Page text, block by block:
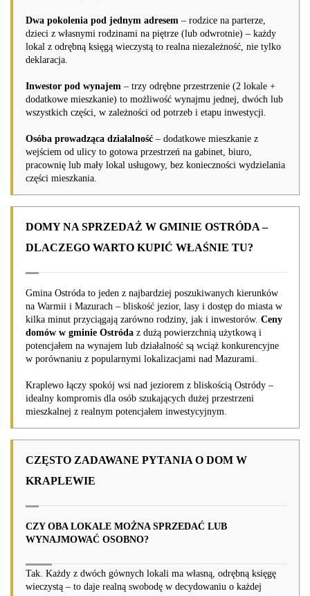
Dwa pokolenia pod jednym adresem – rodzice na parterze,
dzieci z własnymi rodzinami na piętrze (lub odwrotnie) – każdy
lokal z odrębną księgą wieczystą to realna niezależność, nie tylko
deklaracja.
Inwestor pod wynajem – trzy odrębne przestrzenie (2 lokale +
dodatkowe mieszkanie) to możliwość wynajmu jednej, dwóch lub
wszystkich części, w zależności od potrzeb i etapu inwestycji.
Osóba prowadząca działalność – dodatkowe mieszkanie z
wejściem od ulicy to gotowa przestrzeń na gabinet, biuro,
pracownię lub mały lokal usługowy, bez konieczności wydzielania
części mieszkania.
DOMY NA SPRZEDAŻ W GMINIE OSTRÓDA –
DLACZEGO WARTO KUPIĆ WŁAŚNIE TU?
Gmina Ostróda to jeden z najbardziej poszukiwanych kierunków
na Warmii i Mazurach – bliskość jezior, lasy i dostęp do miasta w
kilka minut przyciągają zarówno rodziny, jak i inwestorów. Ceny
domów w gminie Ostróda z dużą powierzchnią użytkową i
potencjałem na wynajem lub działalność są wciąż konkurencyjne
w porównaniu z popularnymi lokalizacjami nad Mazurami.
Kraplewo łączy spokój wsi nad jeziorem z bliskością Ostródy –
idealny kompromis dla osób szukających dużej przestrzeni
mieszkalnej z realnym potencjałem inwestycyjnym.
CZĘSTO ZADAWANE PYTANIA O DOM W
KRAPLEWIE
CZY OBA LOKALE MOŻNA SPRZEDAĆ LUB
WYNAJMOWAĆ OSOBNO?
Tak. Każdy z dwóch gównych lokali ma własną, odrębną księgę
wieczystą – to daje realną swobodę w decydowaniu o każdej